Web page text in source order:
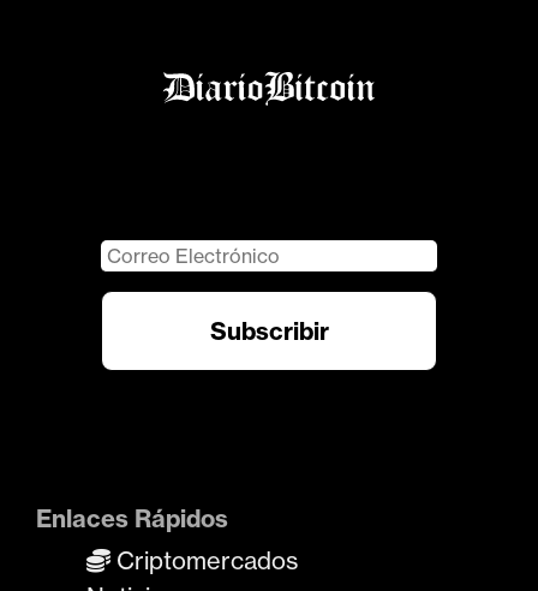
Enlaces Rápidos
Criptomercados